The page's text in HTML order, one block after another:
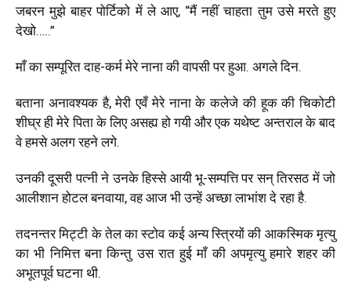
जबरन मुझे बाहर पोर्टिको में ले आए, “मैं नहीं चाहता तुम उसे मरते हुए
देखो…..”
माँ का सम्पूरित दाह-कर्म मेरे नाना की वापसी पर हुआ. अगले दिन.
बताना अनावश्यक है, मेरी एवँ मेरे नाना के कलेजे की हूक की चिकोटी
शीघ्र ही मेरे पिता के लिए असह्य हो गयी और एक यथेष्ट अन्तराल के बाद
वे हमसे अलग रहने लगे.
उनकी दूसरी पत्नी ने उनके हिस्से आयी भू-सम्पत्ति पर सन् तिरसठ में जो
आलीशान होटल बनवाया, वह आज भी उन्हें अच्छा लाभांश दे रहा है.
तदनन्तर मिट्टी के तेल का स्टोव कई अन्य स्त्रियों की आकस्मिक मृत्यु
का भी निमित्त बना किन्तु उस रात हुई माँ की अपमृत्यु हमारे शहर की
अभूतपूर्व घटना थी.